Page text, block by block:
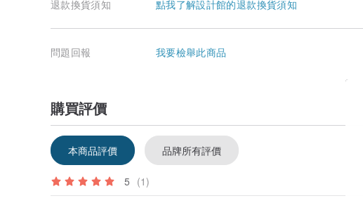
退款換貨須知 點我了解設計館的退款換貨須知
問題回報 我要檢舉此商品
購買評價
本商品評價 品牌所有評價
5 (1)